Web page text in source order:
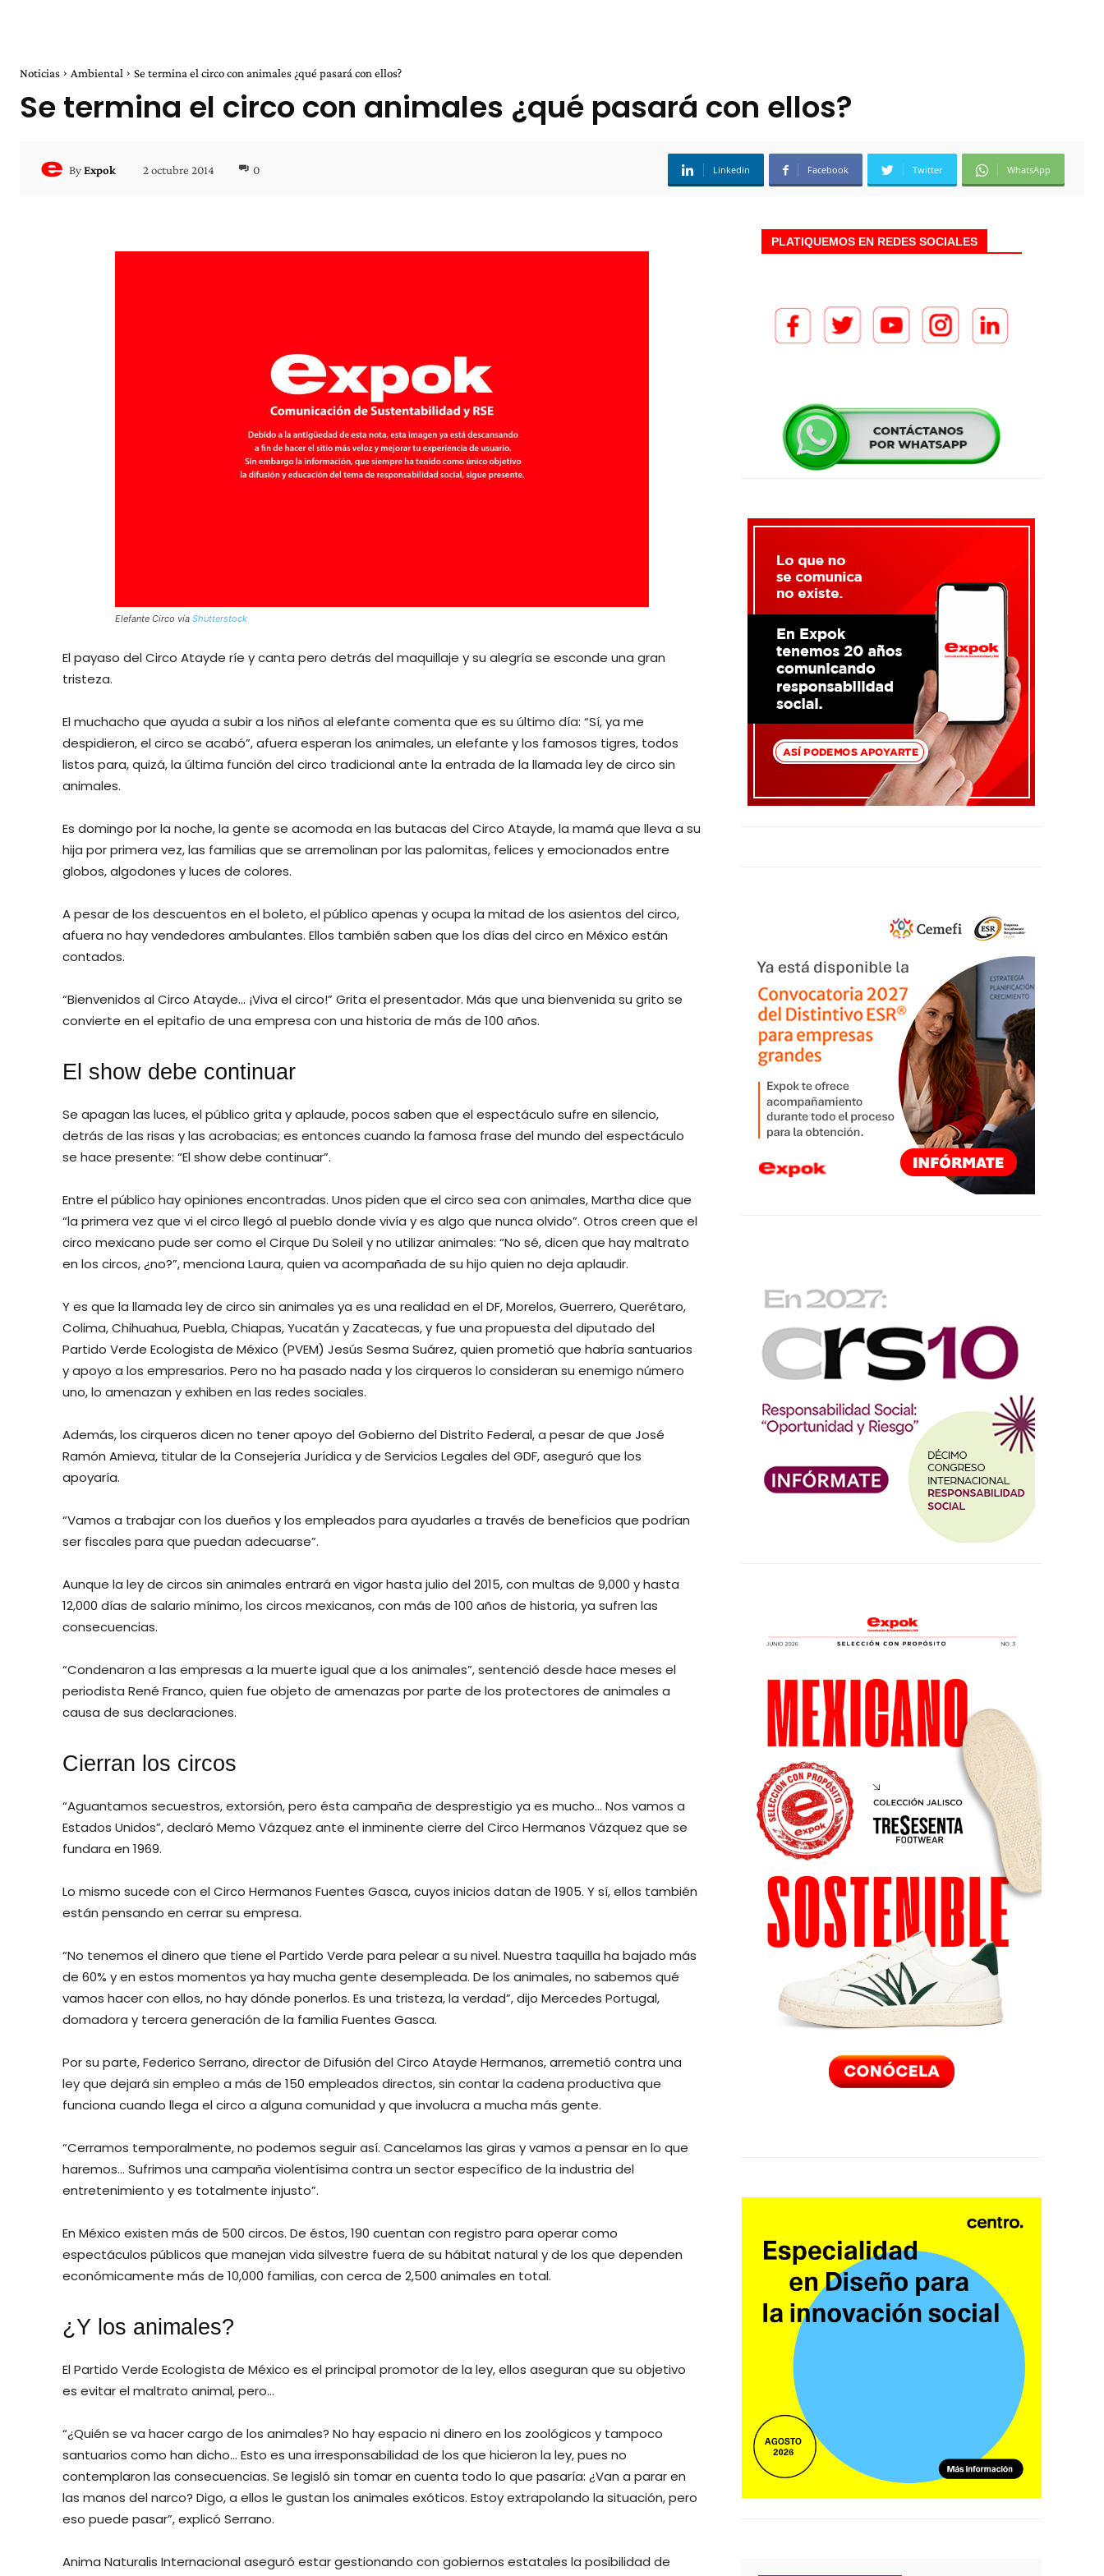
Noticias Ambiental Se termina el circo con animales ¿qué pasará con ellos?
Se termina el circo con animales ¿qué pasará con ellos?
ByExpok 2 octubre 2014 0 Linkedin Facebook Twitter WhatsApp
Elefante Circo víaShutterstock
El payaso del Circo Atayde ríe y canta pero detrás del maquillaje y su alegría se esconde una gran
tristeza.
El muchacho que ayuda a subir a los niños al elefante comenta que es su último día: “Sí, ya me
despidieron, el circo se acabó”, afuera esperan los animales, un elefante y los famosos tigres, todos
listos para, quizá, la última función del circo tradicional ante la entrada de la llamada ley de circo sin
animales.
Es domingo por la noche, la gente se acomoda en las butacas del Circo Atayde, la mamá que lleva a su
hija por primera vez, las familias que se arremolinan por las palomitas, felices y emocionados entre
globos, algodones y luces de colores.
A pesar de los descuentos en el boleto, el público apenas y ocupa la mitad de los asientos del circo,
afuera no hay vendedores ambulantes. Ellos también saben que los días del circo en México están
contados.
“Bienvenidos al Circo Atayde… ¡Viva el circo!” Grita el presentador. Más que una bienvenida su grito se
convierte en el epitafio de una empresa con una historia de más de 100 años.
El show debe continuar
Se apagan las luces, el público grita y aplaude, pocos saben que el espectáculo sufre en silencio,
detrás de las risas y las acrobacias; es entonces cuando la famosa frase del mundo del espectáculo
se hace presente: “El show debe continuar”.
Entre el público hay opiniones encontradas. Unos piden que el circo sea con animales, Martha dice que
“la primera vez que vi el circo llegó al pueblo donde vivía y es algo que nunca olvido”. Otros creen que el
circo mexicano pude ser como el Cirque Du Soleil y no utilizar animales: “No sé, dicen que hay maltrato
en los circos, ¿no?”, menciona Laura, quien va acompañada de su hijo quien no deja aplaudir.
Y es que la llamada ley de circo sin animales ya es una realidad en el DF, Morelos, Guerrero, Querétaro,
Colima, Chihuahua, Puebla, Chiapas, Yucatán y Zacatecas, y fue una propuesta del diputado del
Partido Verde Ecologista de México (PVEM) Jesús Sesma Suárez, quien prometió que habría santuarios
y apoyo a los empresarios. Pero no ha pasado nada y los cirqueros lo consideran su enemigo número
uno, lo amenazan y exhiben en las redes sociales.
Además, los cirqueros dicen no tener apoyo del Gobierno del Distrito Federal, a pesar de que José
Ramón Amieva, titular de la Consejería Jurídica y de Servicios Legales del GDF, aseguró que los
apoyaría.
“Vamos a trabajar con los dueños y los empleados para ayudarles a través de beneficios que podrían
ser fiscales para que puedan adecuarse”.
Aunque la ley de circos sin animales entrará en vigor hasta julio del 2015, con multas de 9,000 y hasta
12,000 días de salario mínimo, los circos mexicanos, con más de 100 años de historia, ya sufren las
consecuencias.
“Condenaron a las empresas a la muerte igual que a los animales”, sentenció desde hace meses el
periodista René Franco, quien fue objeto de amenazas por parte de los protectores de animales a
causa de sus declaraciones.
Cierran los circos
“Aguantamos secuestros, extorsión, pero ésta campaña de desprestigio ya es mucho… Nos vamos a
Estados Unidos”, declaró Memo Vázquez ante el inminente cierre del Circo Hermanos Vázquez que se
fundara en 1969.
Lo mismo sucede con el Circo Hermanos Fuentes Gasca, cuyos inicios datan de 1905. Y sí, ellos también
están pensando en cerrar su empresa.
“No tenemos el dinero que tiene el Partido Verde para pelear a su nivel. Nuestra taquilla ha bajado más
de 60% y en estos momentos ya hay mucha gente desempleada. De los animales, no sabemos qué
vamos hacer con ellos, no hay dónde ponerlos. Es una tristeza, la verdad”, dijo Mercedes Portugal,
domadora y tercera generación de la familia Fuentes Gasca.
Por su parte, Federico Serrano, director de Difusión del Circo Atayde Hermanos, arremetió contra una
ley que dejará sin empleo a más de 150 empleados directos, sin contar la cadena productiva que
funciona cuando llega el circo a alguna comunidad y que involucra a mucha más gente.
“Cerramos temporalmente, no podemos seguir así. Cancelamos las giras y vamos a pensar en lo que
haremos… Sufrimos una campaña violentísima contra un sector específico de la industria del
entretenimiento y es totalmente injusto”.
En México existen más de 500 circos. De éstos, 190 cuentan con registro para operar como
espectáculos públicos que manejan vida silvestre fuera de su hábitat natural y de los que dependen
económicamente más de 10,000 familias, con cerca de 2,500 animales en total.
¿Y los animales?
El Partido Verde Ecologista de México es el principal promotor de la ley, ellos aseguran que su objetivo
es evitar el maltrato animal, pero…
“¿Quién se va hacer cargo de los animales? No hay espacio ni dinero en los zoológicos y tampoco
santuarios como han dicho… Esto es una irresponsabilidad de los que hicieron la ley, pues no
contemplaron las consecuencias. Se legisló sin tomar en cuenta todo lo que pasaría: ¿Van a parar en
las manos del narco? Digo, a ellos le gustan los animales exóticos. Estoy extrapolando la situación, pero
eso puede pasar”, explicó Serrano.
Anima Naturalis Internacional aseguró estar gestionando con gobiernos estatales la posibilidad de
PLATIQUEMOS EN REDES SOCIALES